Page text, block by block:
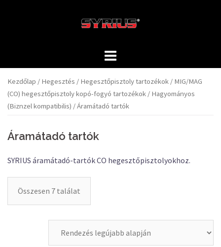
Kezdőlap / Hegesztés / Hegesztőpisztoly tartozékok / MIG/MAG
(CO) hegesztőpisztoly kopó-fogyó tartozékok / Hagyományos
(Biznzel kompatibilis) / Áramátadó tartók
Áramátadó tartók
SYRIUS áramátadó-tartók CO hegesztőpisztolyokhoz.
Összesen 7 találat